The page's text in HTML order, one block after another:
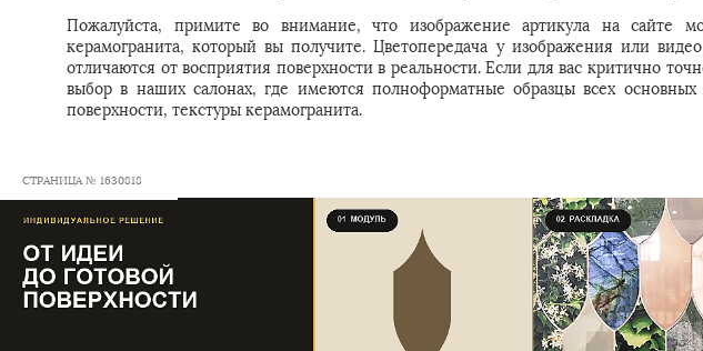
Пожалуйста, примите во внимание, что изображение артикула на сайте
керамогранита, который вы получите. Цветопередача у изображения или
отличаются от восприятия поверхности в реальности. Если для вас критично
выбор в наших салонах, где имеются полноформатные образцы всех
поверхности, текстуры керамогранита.
СТРАНИЦА № 1630818